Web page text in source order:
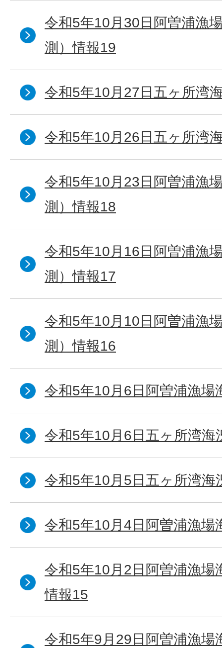
令和5年10月30日阿曽浦漁
測）情報19
令和5年10月27日五ヶ所湾
令和5年10月26日五ヶ所湾
令和5年10月23日阿曽浦漁
測）情報18
令和5年10月16日阿曽浦漁
測）情報17
令和5年10月10日阿曽浦漁
測）情報16
令和5年10月6日阿曽浦漁場
令和5年10月6日五ヶ所湾海
令和5年10月5日五ヶ所湾海
令和5年10月4日阿曽浦漁場
令和5年10月2日阿曽浦漁場
情報15
令和5年9月29日阿曽浦漁場